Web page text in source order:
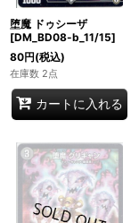
堕魔 ドゥシーザ
[DM_BD08-b_11/15]
80円(税込)
在庫数 2点
カートに入れる